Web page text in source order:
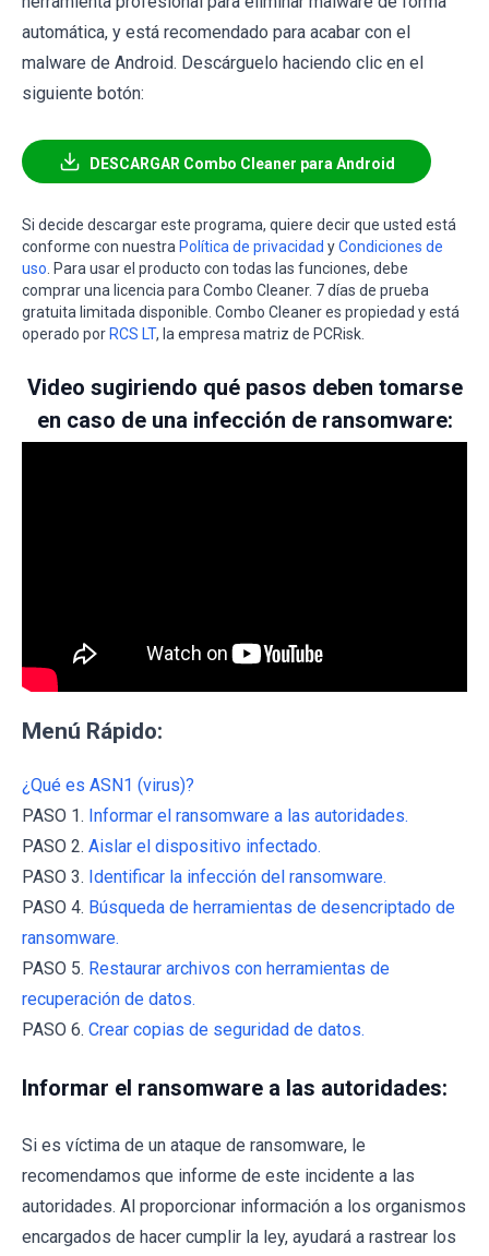
automática, y está recomendado para acabar con el
malware de Android. Descárguelo haciendo clic en el
siguiente botón:
DESCARGAR Combo Cleaner para Android
Si decide descargar este programa, quiere decir que usted está
conforme con nuestra Política de privacidad yCondiciones de
uso . Para usar el producto con todas las funciones, debe
comprar una licencia para Combo Cleaner. 7 días de prueba
gratuita limitada disponible. Combo Cleaner es propiedad y está
operado porRCS LT, la empresa matriz de PCRisk.
Video sugiriendo qué pasos deben tomarse
en caso de una infección de ransomware:
Menú Rápido:
¿Qué es ASN1 (virus)?
PASO 1. Informar el ransomware a las autoridades.
PASO 2. Aislar el dispositivo infectado.
PASO 3. Identificar la infección del ransomware.
PASO 4. Búsqueda de herramientas de desencriptado de
ransomware.
PASO 5. Restaurar archivos con herramientas de
recuperación de datos.
PASO 6. Crear copias de seguridad de datos.
Informar el ransomware a las autoridades:
Si es víctima de un ataque de ransomware, le
recomendamos que informe de este incidente a las
autoridades. Al proporcionar información a los organismos
encargados de hacer cumplir la ley, ayudará a rastrear los